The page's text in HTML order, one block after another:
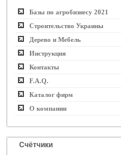
Базы по агробизнесу 2021
Строительство Украины
Дерево и Мебель
Инструкция
Контакты
F.A.Q.
Каталог фирм
О компании
Счётчики